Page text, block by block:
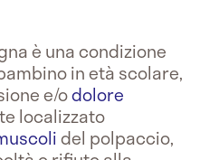
è una condizione
in età scolare,
e/odolore
localizzato
del polpaccio,